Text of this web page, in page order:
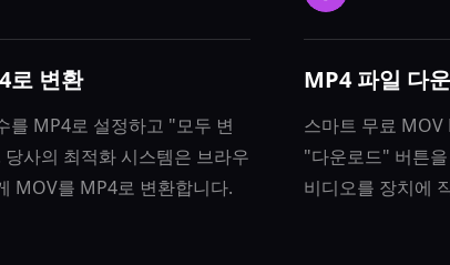
로 변환
를 MP4로 설정하고 "모두 변
사의 최적화 시스템은 브라우
MOV를 MP4로 변환합니다.
MP4 파일 다
스마트 무료 MOV
"다운로드" 버튼
비디오를 장치에